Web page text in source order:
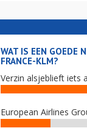
WAT IS EEN GOEDE
FRANCE-KLM?
Verzin alsjeblieft iets
European Airlines